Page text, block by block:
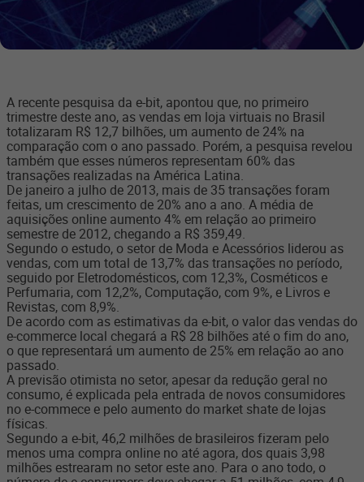
A recente pesquisa da e-bit, apontou que, no primeiro
trimestre deste ano, as vendas em loja virtuais no Brasil
totalizaram R$ 12,7 bilhões, um aumento de 24% na
comparação com o ano passado. Porém, a pesquisa revelou
também que esses números representam 60% das
transações realizadas na América Latina.
De janeiro a julho de 2013, mais de 35 transações foram
feitas, um crescimento de 20% ano a ano. A média de
aquisições online aumento 4% em relação ao primeiro
semestre de 2012, chegando a R$ 359,49.
Segundo o estudo, o setor de Moda e Acessórios liderou as
vendas, com um total de 13,7% das transações no período,
seguido por Eletrodomésticos, com 12,3%, Cosméticos e
Perfumaria, com 12,2%, Computação, com 9%, e Livros e
Revistas, com 8,9%.
De acordo com as estimativas da e-bit, o valor das vendas do
e-commerce local chegará a R$ 28 bilhões até o fim do ano,
o que representará um aumento de 25% em relação ao ano
passado.
A previsão otimista no setor, apesar da redução geral no
consumo, é explicada pela entrada de novos consumidores
no e-commece e pelo aumento do market shate de lojas
físicas.
Segundo a e-bit, 46,2 milhões de brasileiros fizeram pelo
menos uma compra online no até agora, dos quais 3,98
milhões estrearam no setor este ano. Para o ano todo, o